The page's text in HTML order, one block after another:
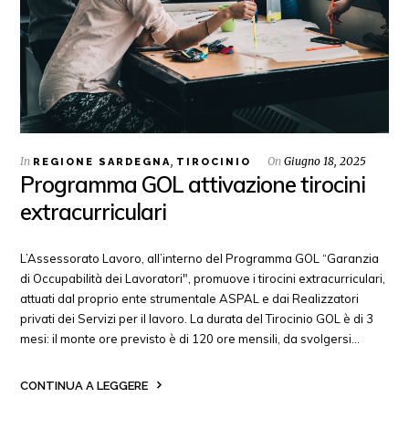
In REGIONE SARDEGNA, TIROCINIO OnGiugno 18, 2025
Programma GOL attivazione tirocini
extracurriculari
L’Assessorato Lavoro, all’interno del Programma GOL “Garanzia
di Occupabilità dei Lavoratori", promuove i tirocini extracurriculari,
attuati dal proprio ente strumentale ASPAL e dai Realizzatori
privati dei Servizi per il lavoro. La durata del Tirocinio GOL è di 3
mesi: il monte ore previsto è di 120 ore mensili, da svolgersi…
CONTINUA A LEGGERE